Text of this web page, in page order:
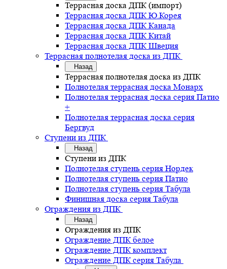
Террасная доска ДПК (импорт)
Террасная доска ДПК Ю.Корея
Террасная доска ДПК Канада
Террасная доска ДПК Китай
Террасная доска ДПК Швеция
Террасная полнотелая доска из ДПК
Назад
Террасная полнотелая доска из ДПК
Полнотелая террасная доска Монарх
Полнотелая террасная доска серия Патио
+
Полнотелая террасная доска серия
Бергвуд
Ступени из ДПК
Назад
Ступени из ДПК
Полнотелая ступень серия Нордек
Полнотелая ступень серия Патио
Полнотелая ступень серия Табула
Финишная доска серия Табула
Ограждения из ДПК
Назад
Ограждения из ДПК
Ограждение ДПК белое
Ограждение ДПК комплект
Ограждение ДПК серия Табула